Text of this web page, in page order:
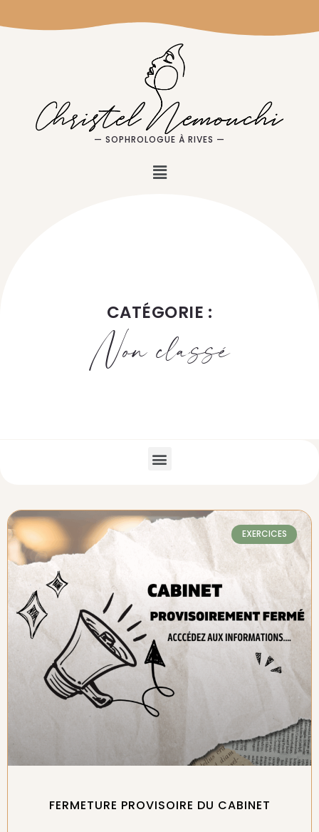
— SOPHROLOGUE À RIVES —
CATÉGORIE :
Non classé
EXERCICES
FERMETURE PROVISOIRE DU CABINET